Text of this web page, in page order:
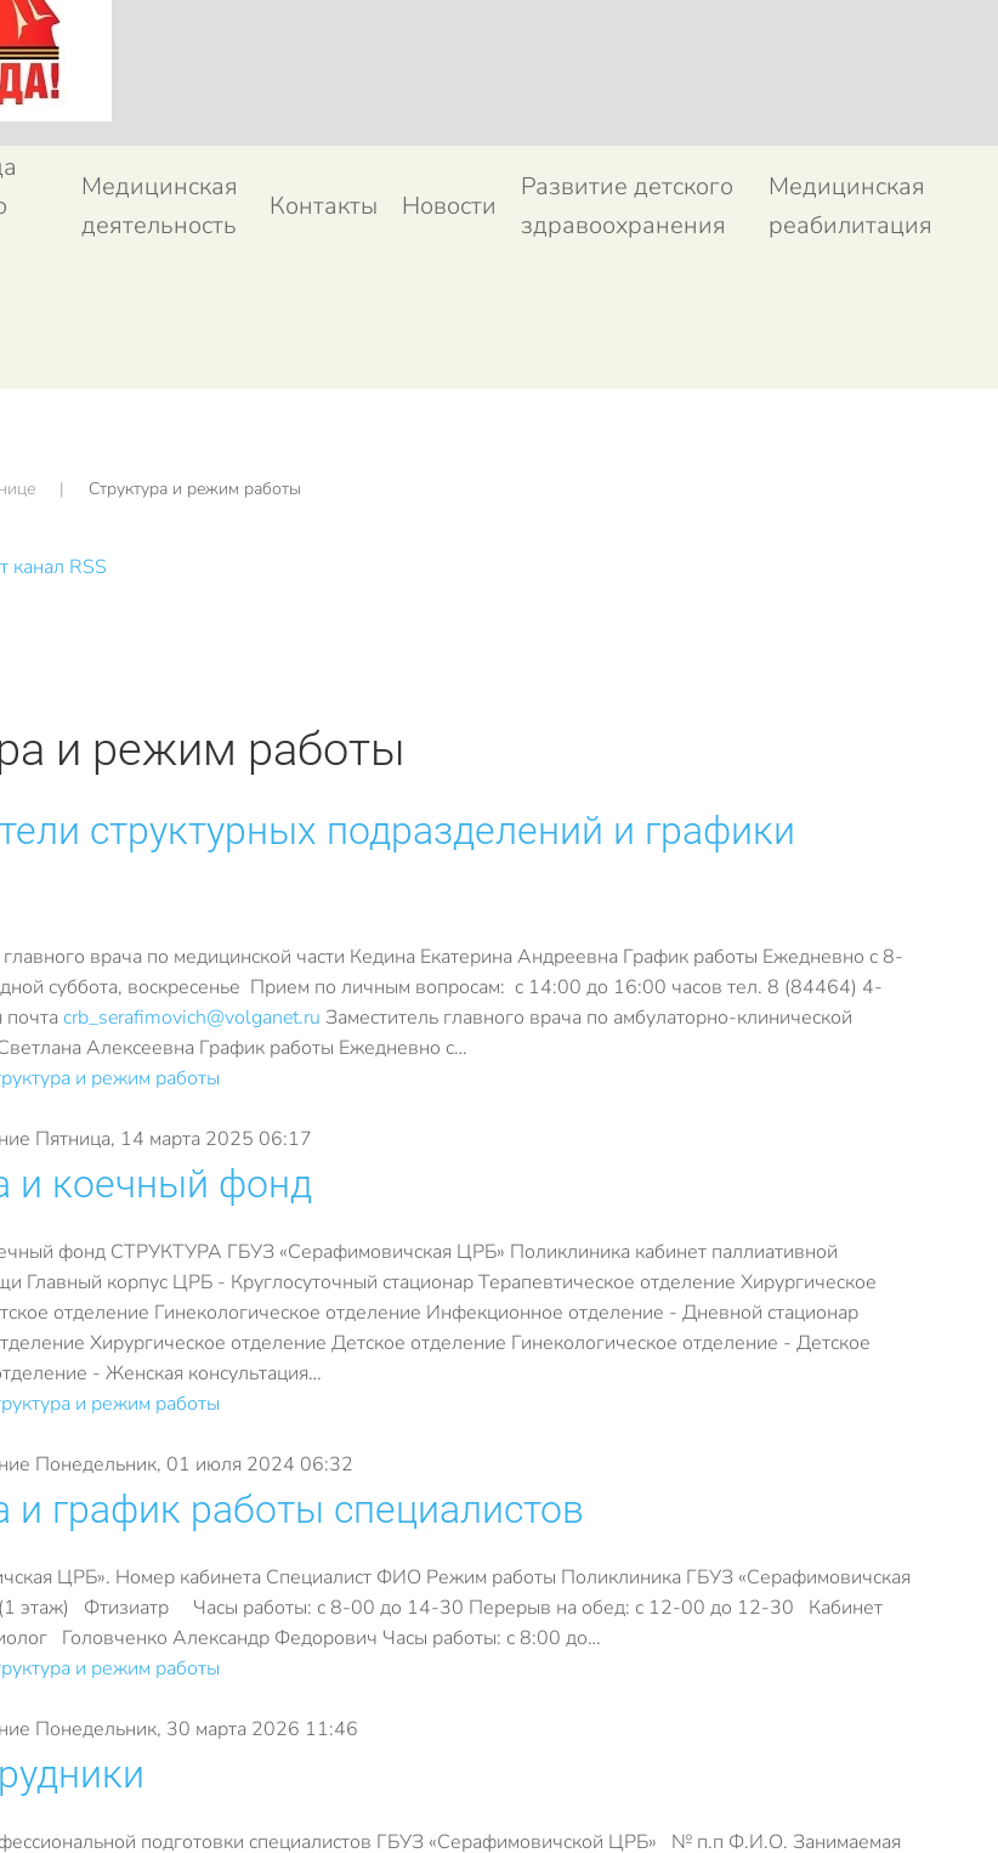
Медицинская
деятельность
Контакты Новости
Развитие детского
здравоохранения
Медицинская
реабилитация
Структура и режим работы
канал RSS
и режим работы
структурных подразделений и графики
врача по медицинской части Кедина Екатерина Андреевна График работы Ежедневно с 8-
суббота, воскресенье Прием по личным вопросам: с 14:00 до 16:00 часов тел. 8 (84464) 4-
crb_serafimovich@volganet.ru Заместитель главного врача по амбулаторно-клинической
Алексеевна График работы Ежедневно с…
и режим работы
Пятница, 14 марта 2025 06:17
и коечный фонд
фонд СТРУКТУРА ГБУЗ «Серафимовичская ЦРБ» Поликлиника кабинет паллиативной
Главный корпус ЦРБ - Круглосуточный стационар Терапевтическое отделение Хирургическое
отделение Гинекологическое отделение Инфекционное отделение - Дневной стационар
Хирургическое отделение Детское отделение Гинекологическое отделение - Детское
- Женская консультация…
и режим работы
Понедельник, 01 июля 2024 06:32
и график работы специалистов
ЦРБ». Номер кабинета Специалист ФИО Режим работы Поликлиника ГБУЗ «Серафимовичская
этаж) Фтизиатр Часы работы: с 8-00 до 14-30 Перерыв на обед: с 12-00 до 12-30 Кабинет
Головченко Александр Федорович Часы работы: с 8:00 до…
и режим работы
Понедельник, 30 марта 2026 11:46
подготовки специалистов ГБУЗ «Серафимовичской ЦРБ» № п.п Ф.И.О. Занимаемая